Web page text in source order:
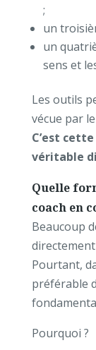
;
un
un
sens et
Les outils
vécue par
C’est
véritable
Quelle
coach en
Beaucoup
Pourtant,
préférable
Pourquoi ?